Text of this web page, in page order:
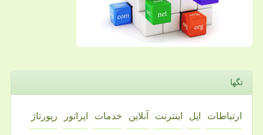
تگها
ارتباطات اپل اینترنت آنلاین خدمات اپراتور رپورتاژ